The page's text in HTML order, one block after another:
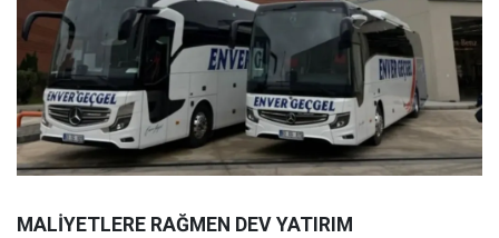
MALİYETLERE RAĞMEN DEV YATIRIM